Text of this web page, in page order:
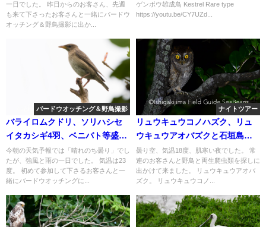
ド。
一日でした。 昨日からのお客さん、先週
も来て下さったお客さんと一緒にバードウ
オッチング＆野鳥撮影に出か...
ゲンボウ雄成鳥 Kestrel Rare type
https://youtu.be/CY7UZd...
バードウオッチング＆野鳥撮影
バライロムクドリ、ソリハシセ
イタカシギ4羽、ベニバト等盛り
沢山のバードウオッチング＆野
鳥撮影ツアー!!
今朝の天気予報では「晴れのち曇り」でし
たが、強風と雨の一日でした。 気温は23
度。 初めて参加して下さるお客さんと一
緒にバードウオッチングに...
ナイトツアー
リュウキュウコノハズク、リュ
ウキュウアオバズクと石垣島の
両生爬虫類を求めて！！ナイト
ツアー 。
曇り空、気温18度、肌寒い夜でした。 常
連のお客さんと野鳥と両生爬虫類を探しに
出かけて来ました。 リュウキュウアオバ
ズク。 リュウキュウコノ...